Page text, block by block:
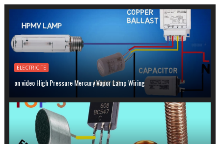
ELECTRICITE
on video High Pressure Mercury Vapor Lamp Wiring